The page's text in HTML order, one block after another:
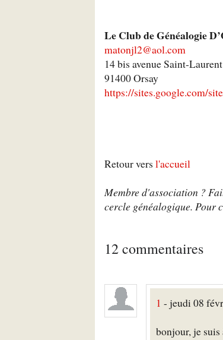
Le Club de Généalogie
matonjl2@aol.com
14 bis avenue Saint-Laurent
91400 Orsay
https://sites.google.com/
Retour vers l'accueil
Membre d'association ?
cercle généalogique. Pour
12 commentaires
1 - jeudi 08
bonjour, je suis